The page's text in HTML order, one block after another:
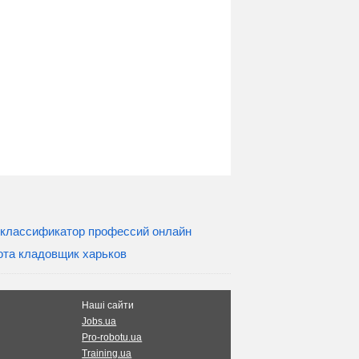
классификатор профессий онлайн
кладовщик харьков
Наші сайти
Jobs.ua
Pro-robotu.ua
Training.ua